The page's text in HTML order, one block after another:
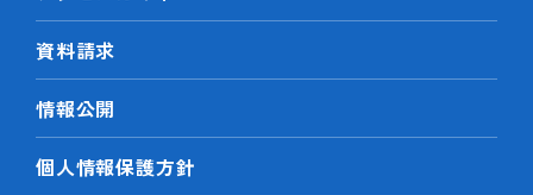
資料請求
情報公開
個人情報保護方針